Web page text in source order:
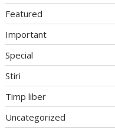
Featured
Important
Special
Stiri
Timp liber
Uncategorized